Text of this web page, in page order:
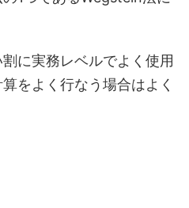
に実務レベルでよく使用
をよく行なう場合はよく